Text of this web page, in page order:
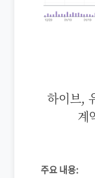
하이브,
계
주요 내용: